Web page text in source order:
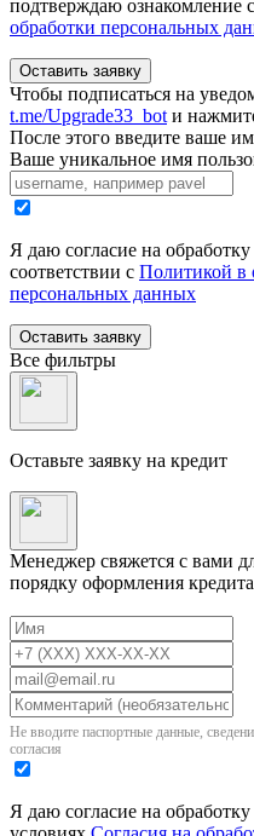
подтверждаю ознакомление с
обработки персональных
Оставить заявку
Чтобы подписаться на
t.me/Upgrade33_bot и
После этого введите ваше
Ваше уникальное имя
Я даю согласие на
соответствии с Политикой в
персональных данных
Оставить заявку
Все фильтры
Оставьте заявку на кредит
Менеджер свяжется с вами
порядку оформления кредита
Не вводите паспортные данные,
согласия
Я даю согласие на